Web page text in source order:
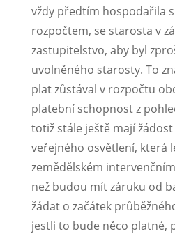
vždy předtím hospodařila
rozpočtem, se starosta v
zastupitelstvo, aby byl
uvolněného starosty. To
plat zůstával v rozpočtu
platební schopnost z
totiž stále ještě mají
veřejného osvětlení, která
zemědělském
než budou mít záruku od
žádat o začátek
jestli to bude něco platné,